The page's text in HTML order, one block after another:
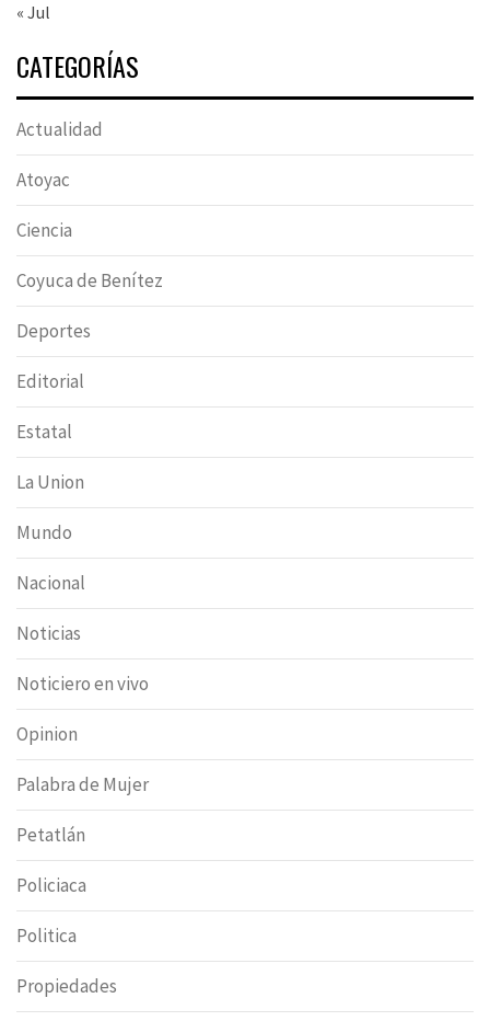
« Jul
CATEGORÍAS
Actualidad
Atoyac
Ciencia
Coyuca de Benítez
Deportes
Editorial
Estatal
La Union
Mundo
Nacional
Noticias
Noticiero en vivo
Opinion
Palabra de Mujer
Petatlán
Policiaca
Politica
Propiedades